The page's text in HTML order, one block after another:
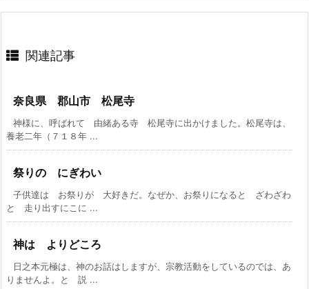
関連記事
奈良県 郡山市 松尾寺
神様に、呼ばれて 由緒ある寺 松尾寺に出かけました。松尾寺は、
養老二年（７１８年 ...
祭りの にぎわい
子供達は お祭りが 大好きだ。なぜか、お祭りになると ざわざわ
と 走り出すにこに ...
神は よりどころ
日之本元極は、神のお話はしますが、宗教活動をしているのでは、あ
りませんよ。と 説 ...